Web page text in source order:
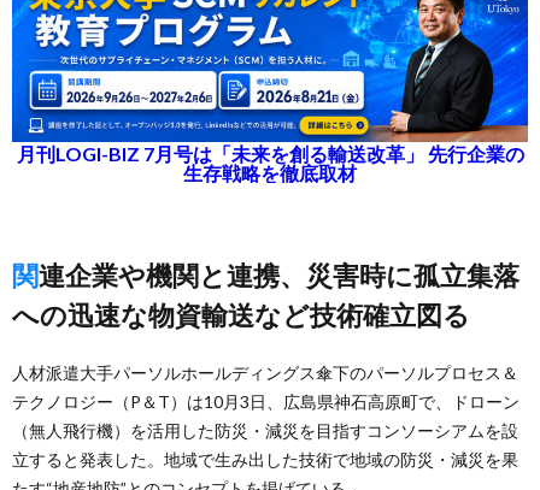
月刊LOGI-BIZ 7月号は「未来を創る輸送改革」 先行企業の
生存戦略を徹底取材
関連企業や機関と連携、災害時に孤立集落
への迅速な物資輸送など技術確立図る
人材派遣大手パーソルホールディングス傘下のパーソルプロセス＆
テクノロジー（P＆T）は10月3日、広島県神石高原町で、ドローン
（無人飛行機）を活用した防災・減災を目指すコンソーシアムを設
立すると発表した。地域で生み出した技術で地域の防災・減災を果